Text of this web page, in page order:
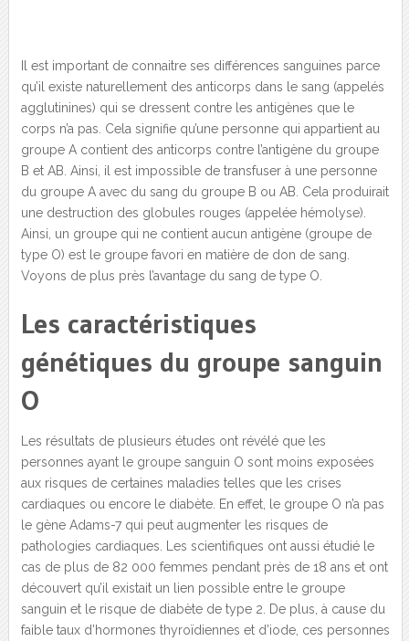
Il est important de connaitre ses différences sanguines parce
qu’il existe naturellement des anticorps dans le sang (appelés
agglutinines) qui se dressent contre les antigènes que le
corps n’a pas. Cela signifie qu’une personne qui appartient au
groupe A contient des anticorps contre l’antigène du groupe
B et AB. Ainsi, il est impossible de transfuser à une personne
du groupe A avec du sang du groupe B ou AB. Cela produirait
une destruction des globules rouges (appelée hémolyse).
Ainsi, un groupe qui ne contient aucun antigène (groupe de
type O) est le groupe favori en matière de don de sang.
Voyons de plus près l’avantage du sang de type O.
Les caractéristiques
génétiques du groupe sanguin
O
Les résultats de plusieurs études ont révélé que les
personnes ayant le groupe sanguin O sont moins exposées
aux risques de certaines maladies telles que les crises
cardiaques ou encore le diabète. En effet, le groupe O n’a pas
le gène Adams-7 qui peut augmenter les risques de
pathologies cardiaques. Les scientifiques ont aussi étudié le
cas de plus de 82 000 femmes pendant près de 18 ans et ont
découvert qu’il existait un lien possible entre le groupe
sanguin et le risque de diabète de type 2. De plus, à cause du
faible taux d’hormones thyroïdiennes et d’iode, ces personnes